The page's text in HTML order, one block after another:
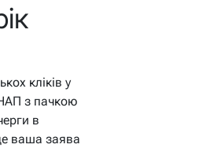
кліків у
з пачкою
в
ваша заява